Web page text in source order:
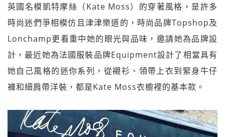
英國名模凱特摩絲（Kate Moss）的穿著風格，是許多
時尚迷們爭相模仿且津津樂道的，時尚品牌Topshop及
Lonchamp更看重中她的眼光與品味，邀請她為品牌設
計，最近她為法國服裝品牌Equipment設計了相當具有
她自己風格的迷你系列，從襯衫、領帶上衣到緊身牛仔
褲和細肩帶洋裝，都是Kate Moss衣櫥裡的基本款。